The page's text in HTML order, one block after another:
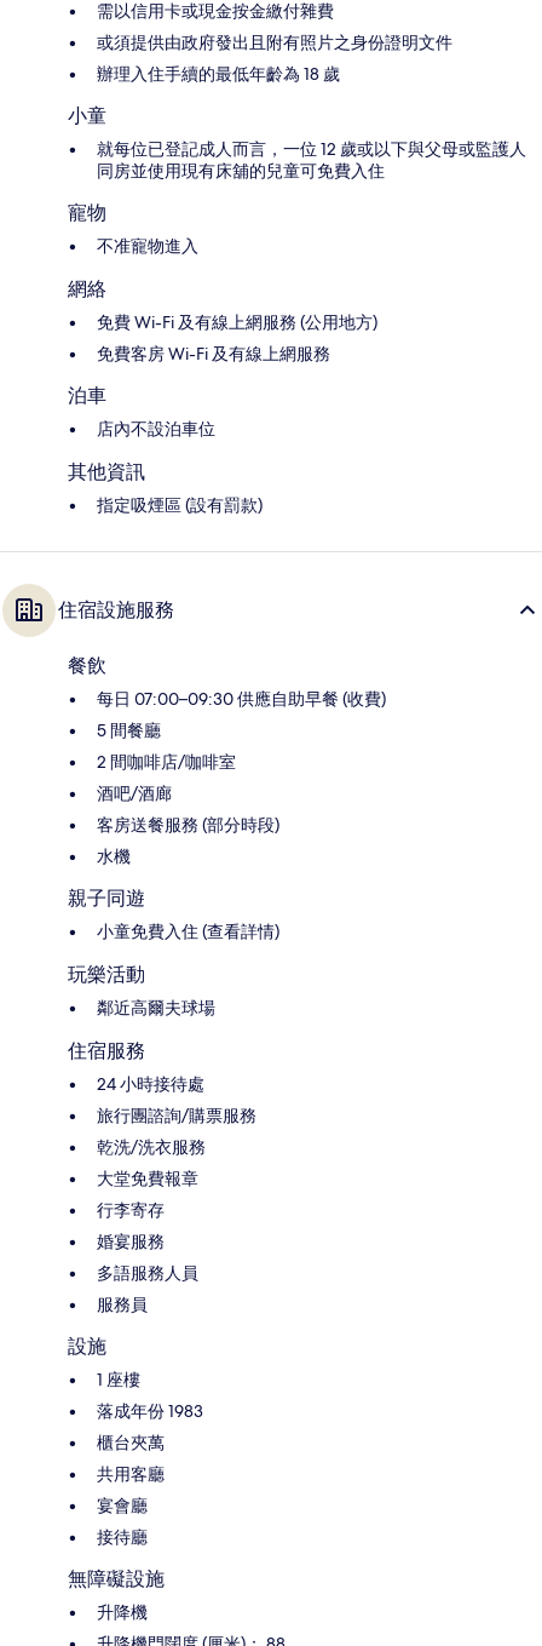
需以信用卡或現金按金繳付雜費
或須提供由政府發出且附有照片之身份證明文件
辦理入住手續的最低年齡為 18 歲
小童
就每位已登記成人而言，一位 12 歲或以下與父母或監護人
同房並使用現有床舖的兒童可免費入住
寵物
不准寵物進入
網絡
免費 Wi-Fi 及有線上網服務 (公用地方)
免費客房 Wi-Fi 及有線上網服務
泊車
店內不設泊車位
其他資訊
指定吸煙區 (設有罰款)
住宿設施服務
餐飲
每日 07:00–09:30 供應自助早餐 (收費)
5 間餐廳
2 間咖啡店/咖啡室
酒吧/酒廊
客房送餐服務 (部分時段)
水機
親子同遊
小童免費入住 (查看詳情)
玩樂活動
鄰近高爾夫球場
住宿服務
24 小時接待處
旅行團諮詢/購票服務
乾洗/洗衣服務
大堂免費報章
行李寄存
婚宴服務
多語服務人員
服務員
設施
1 座樓
落成年份 1983
櫃台夾萬
共用客廳
宴會廳
接待廳
無障礙設施
升降機